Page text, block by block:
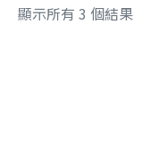
顯示所有 3 個結果